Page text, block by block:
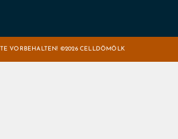
VORBEHALTEN! ©2026 CELLDÖMÖLK